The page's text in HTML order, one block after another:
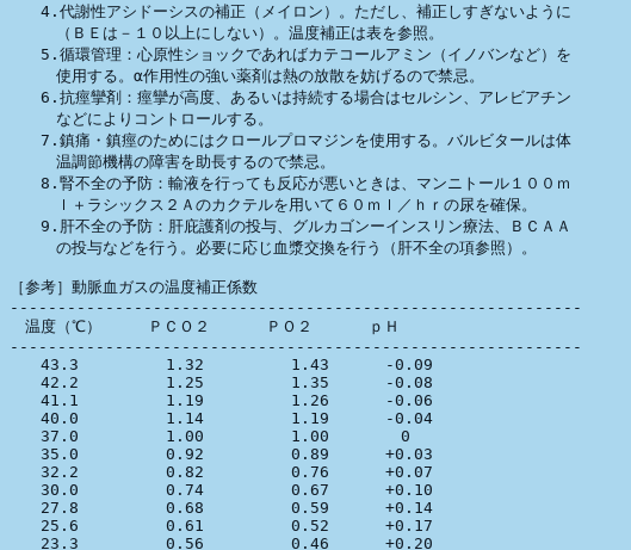
4.代謝性アシドーシスの補正（メイロン）。ただし、補正しすぎないように
（ＢＥは－１０以上にしない）。温度補正は表を参照。
5.循環管理：心原性ショックであればカテコールアミン（イノバンなど）を
使用する。α作用性の強い薬剤は熱の放散を妨げるので禁忌。
6.抗痙攣剤：痙攣が高度、あるいは持続する場合はセルシン、アレビアチン
などによりコントロールする。
7.鎮痛・鎮痙のためにはクロールプロマジンを使用する。バルビタールは体
温調節機構の障害を助長するので禁忌。
8.腎不全の予防：輸液を行っても反応が悪いときは、マンニトール１００ｍ
ｌ＋ラシックス２Ａのカクテルを用いて６０ｍｌ／ｈｒの尿を確保。
9.肝不全の予防：肝庇護剤の投与、グルカゴンーインスリン療法、ＢＣＡＡ
の投与などを行う。必要に応じ血漿交換を行う（肝不全の項参照）。
［参考］動脈血ガスの温度補正係数
------------------------------------------------------------
温度（℃）　　　ＰＣＯ２ 　　　ＰＯ２ 　　　ｐＨ
------------------------------------------------------------
43.3 　　　　　1.32 　　　　　1.43 　　　-0.09
42.2 　　　　　1.25 　　　　　1.35 　　　-0.08
41.1　　　　　 1.19　　　　　 1.26 　　　-0.06
40.0 　　　　　1.14 　　　　　1.19　　　 -0.04
37.0 　　　　　1.00 　　　　　1.00 　　　　0
35.0 　　　　　0.92 　　　　　0.89 　　　+0.03
32.2 　　　　　0.82 　　　　　0.76　　　 +0.07
30.0　　　　　 0.74 　　　　　0.67 　　　+0.10
27.8 　　　　　0.68 　　　　　0.59 　　　+0.14
25.6 　　　　　0.61 　　　　　0.52　　　 +0.17
23.3 　　　　　0.56 　　　　　0.46 　　　+0.20